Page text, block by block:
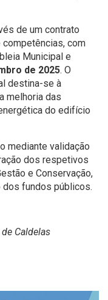
de um contrato
com
Municipal e
de 2025. O
destina-se à
melhoria das
do edifício
mediante validação
dos respetivos
e Conservação,
dos fundos públicos.
Caldelas